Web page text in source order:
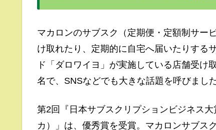
マカロンのサブスク（定期便・定額制サー
け取れたり、定期的に自宅へ届いたりする
ド「ダロワイヨ」が実施している店舗受け
名で、SNSなどでも大きな話題を呼びました
第2回『日本サブスクリプションビジネス
カ）」は、優秀賞を受賞。マカロンサブス